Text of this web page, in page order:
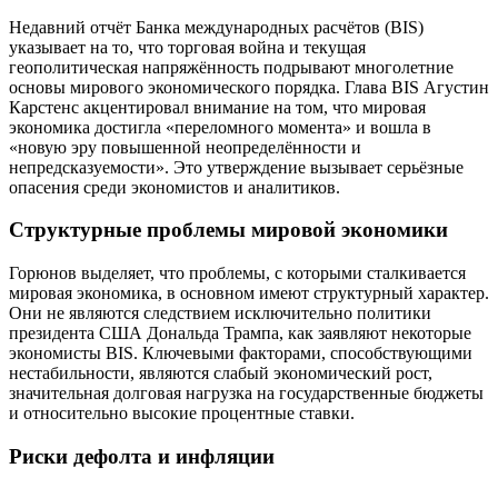
Недавний отчёт Банка международных расчётов (BIS)
указывает на то, что торговая война и текущая
геополитическая напряжённость подрывают многолетние
основы мирового экономического порядка. Глава BIS Агустин
Карстенс акцентировал внимание на том, что мировая
экономика достигла «переломного момента» и вошла в
«новую эру повышенной неопределённости и
непредсказуемости». Это утверждение вызывает серьёзные
опасения среди экономистов и аналитиков.
Структурные проблемы мировой экономики
Горюнов выделяет, что проблемы, с которыми сталкивается
мировая экономика, в основном имеют структурный характер.
Они не являются следствием исключительно политики
президента США Дональда Трампа, как заявляют некоторые
экономисты BIS. Ключевыми факторами, способствующими
нестабильности, являются слабый экономический рост,
значительная долговая нагрузка на государственные бюджеты
и относительно высокие процентные ставки.
Риски дефолта и инфляции